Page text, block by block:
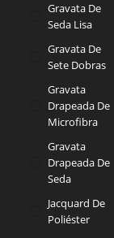
Gravata De
Seda Lisa
Gravata De
Sete Dobras
Gravata
Drapeada De
Microfibra
Gravata
Drapeada De
Seda
Jacquard De
Poliéster